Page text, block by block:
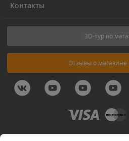
Контакты
3D-тур по
Отзывы о магазине